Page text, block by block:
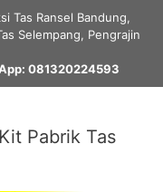
Tas Ransel Bandung,
Selempang, Pengrajin
081320224593
Pabrik Tas